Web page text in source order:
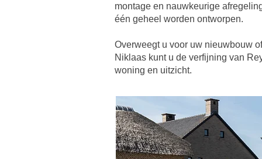
montage en nauwkeurige
één geheel worden ontworpen.
Overweegt u voor uw nieuwbouw
Niklaas kunt u de verfijning van
woning en uitzicht.